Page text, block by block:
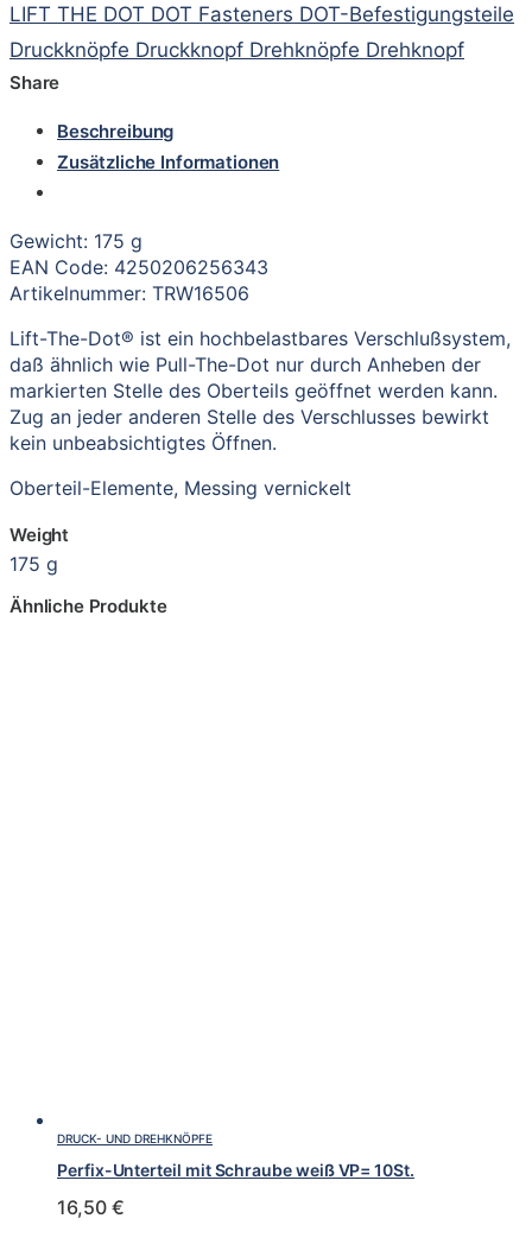
LIFT THE DOT DOT Fasteners DOT-Befestigungsteile
Druckknöpfe Druckknopf Drehknöpfe Drehknopf
Share
Beschreibung
Zusätzliche Informationen
Gewicht: 175 g
EAN Code: 4250206256343
Artikelnummer: TRW16506
Lift-The-Dot® ist ein hochbelastbares Verschlußsystem,
daß ähnlich wie Pull-The-Dot nur durch Anheben der
markierten Stelle des Oberteils geöffnet werden kann.
Zug an jeder anderen Stelle des Verschlusses bewirkt
kein unbeabsichtigtes Öffnen.
Oberteil-Elemente, Messing vernickelt
Weight
175 g
Ähnliche Produkte
DRUCK- UND DREHKNÖPFE
Perfix-Unterteil mit Schraube weiß VP= 10St.
16,50 €